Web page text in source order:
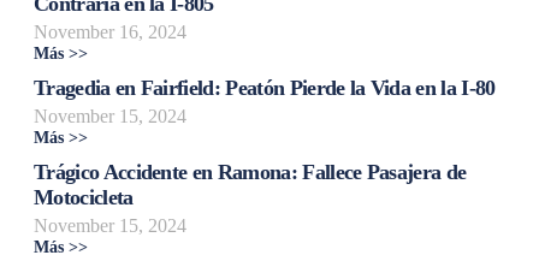
November 16, 2024
Más >>
Tragedia en Fairfield: Peatón Pierde la Vida en la I-80
November 15, 2024
Más >>
Trágico Accidente en Ramona: Fallece Pasajera de
Motocicleta
November 15, 2024
Más >>